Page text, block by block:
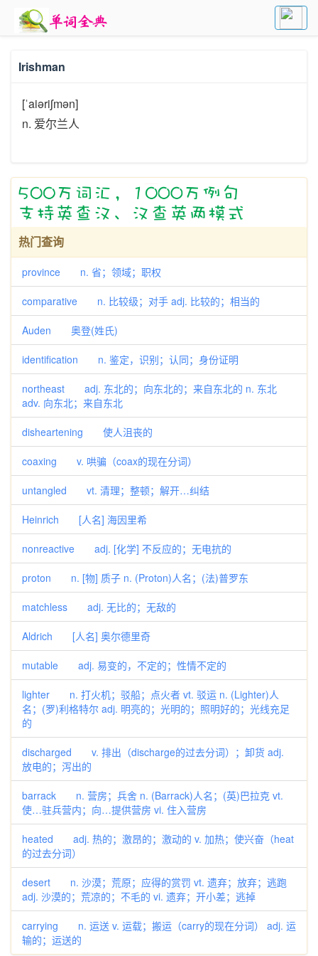
Irishman
[ˈaiəriʃmən]
n. 爱尔兰人
热门查询
province n. 省；领域；职权
comparative n. 比较级；对手 adj. 比较的；相当的
Auden 奥登(姓氏)
identification n. 鉴定，识别；认同；身份证明
northeast adj. 东北的；向东北的；来自东北的 n. 东北
adv. 向东北；来自东北
disheartening 使人沮丧的
coaxing v. 哄骗（coax的现在分词）
untangled vt. 清理；整顿；解开…纠结
Heinrich [人名] 海因里希
nonreactive adj. [化学] 不反应的；无电抗的
proton n. [物] 质子 n. (Proton)人名；(法)普罗东
matchless adj. 无比的；无敌的
Aldrich [人名] 奥尔德里奇
mutable adj. 易变的，不定的；性情不定的
lighter n. 打火机；驳船；点火者 vt. 驳运 n. (Lighter)人
名；(罗)利格特尔 adj. 明亮的；光明的；照明好的；光线充足
的
discharged v. 排出（discharge的过去分词）；卸货 adj.
放电的；泻出的
barrack n. 营房；兵舍 n. (Barrack)人名；(英)巴拉克 vt.
使…驻兵营内；向…提供营房 vi. 住入营房
heated adj. 热的；激昂的；激动的 v. 加热；使兴奋（heat
的过去分词）
desert n. 沙漠；荒原；应得的赏罚 vt. 遗弃；放弃；逃跑
adj. 沙漠的；荒凉的；不毛的 vi. 遗弃；开小差；逃掉
carrying n. 运送 v. 运载；搬运（carry的现在分词） adj. 运
输的；运送的